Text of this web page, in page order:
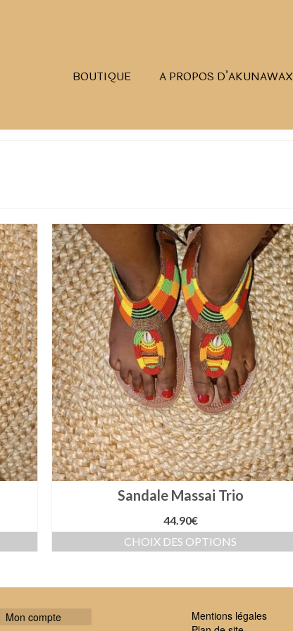
BOUTIQUE A PROPOS D’AKUNAWAX
Sandale Massai Trio
44.90€
CHOIX DES OPTIONS
a
variations.
Les
Mon compte
Mentions légales